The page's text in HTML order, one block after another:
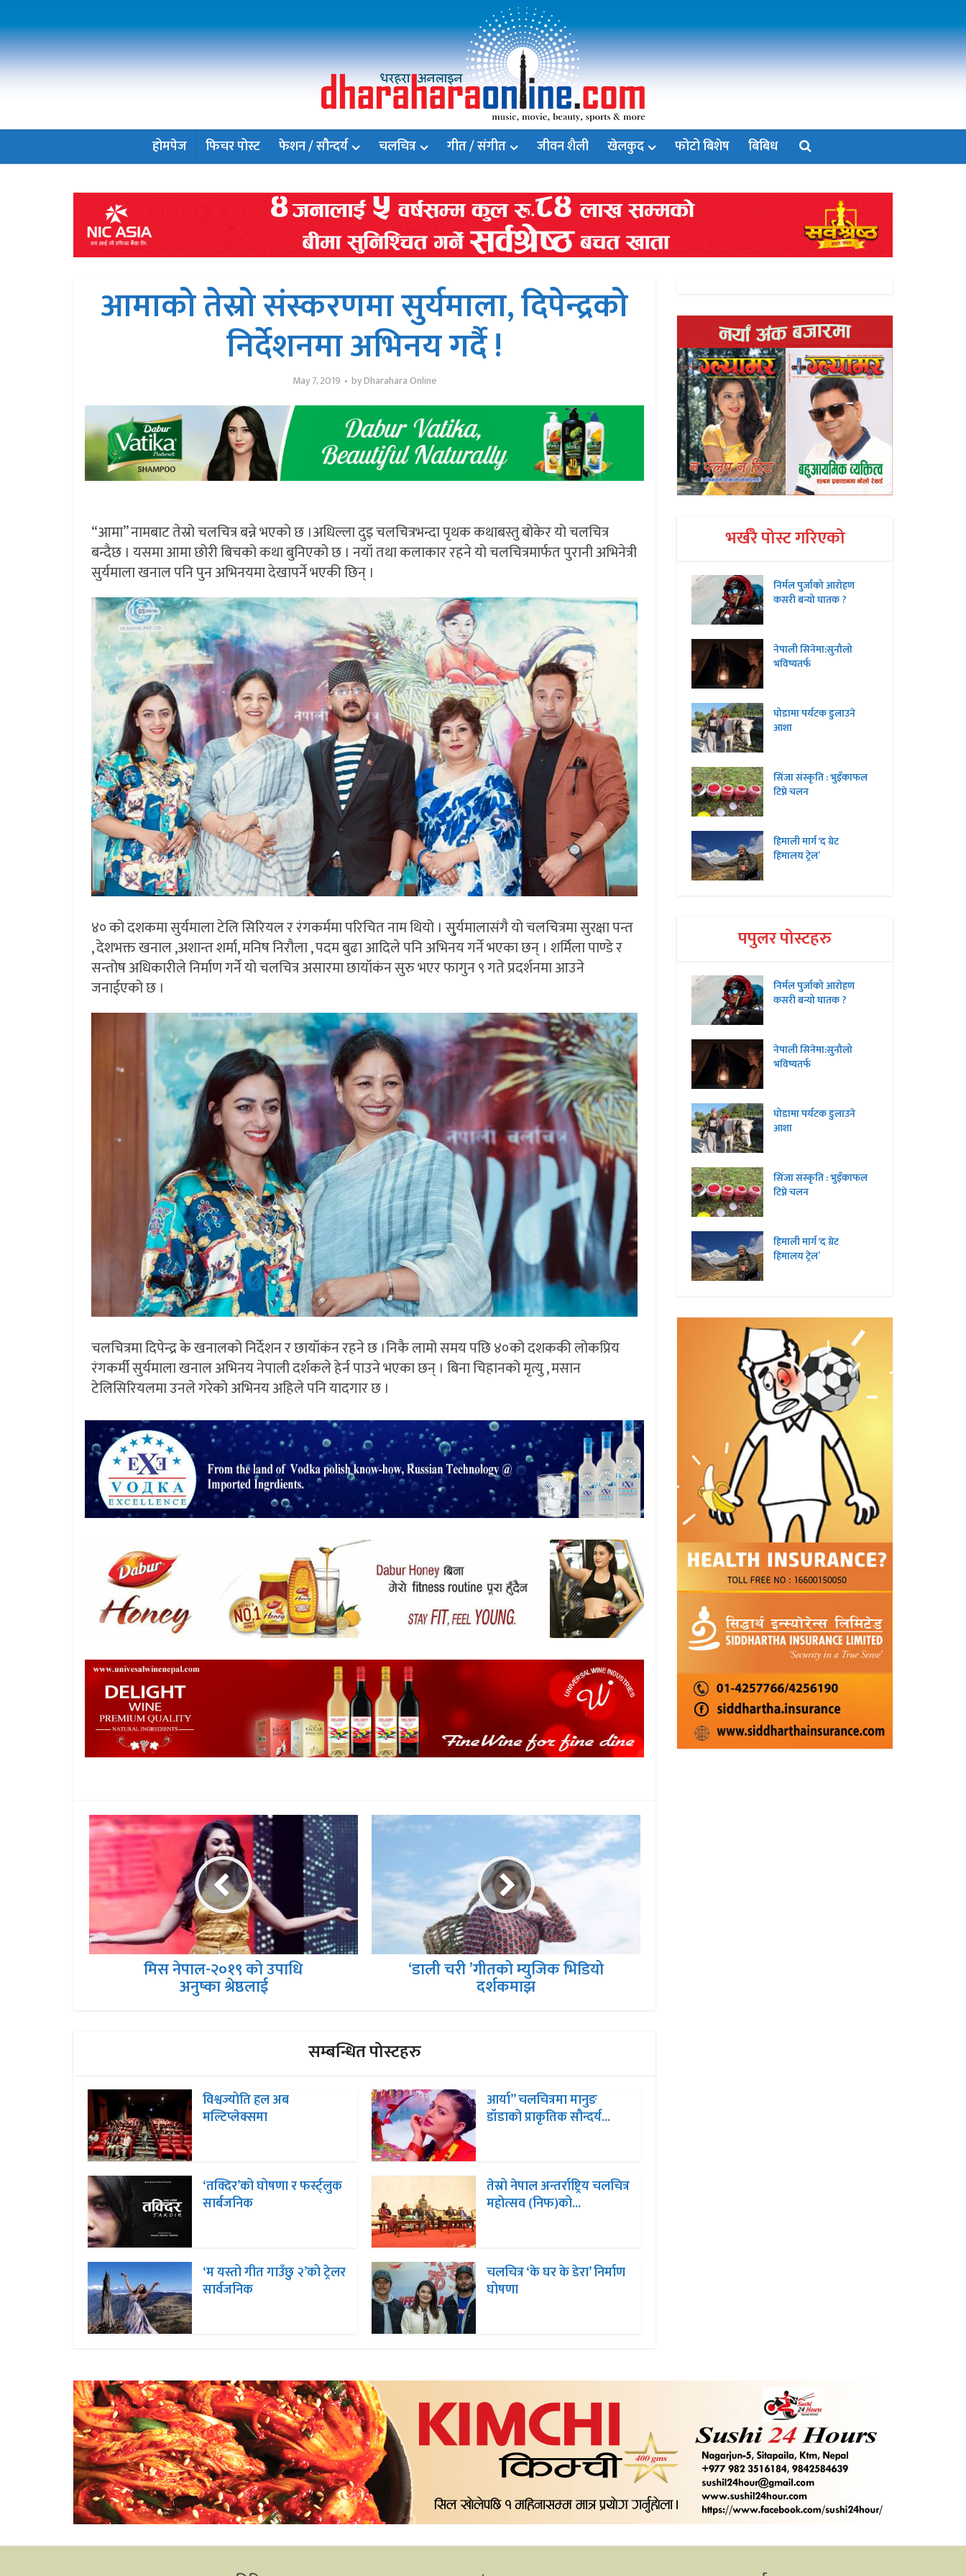
होमपेज फिचर पोस्ट फेशन / सौन्दर्य चलचित्र गीत / संगीत जीवन शैली खेलकुद फोटो बिशेष बिबिध
आमाको तेस्रो संस्करणमा सुर्यमाला, दिपेन्द्रको
निर्देशनमा अभिनय गर्दै !
May 7, 2019 byDharahara Online
“आमा” नामबाट तेस्रो चलचित्र बन्ने भएको छ ।अधिल्ला दुइ चलचित्रभन्दा पृथक कथाबस्तु बोकेर यो चलचित्र
बन्दैछ । यसमा आमा छोरी बिचको कथा बुनिएको छ । नयॉ तथा कलाकार रहने यो चलचित्रमार्फत पुरानी अभिनेत्री
सुर्यमाला खनाल पनि पुन अभिनयमा देखापर्ने भएकी छिन् ।
४० को दशकमा सुर्यमाला टेलि सिरियल र रंगकर्ममा परिचित नाम थियो । सु्र्यमालासंगै यो चलचित्रमा सुरक्षा पन्त
, देशभक्त खनाल ,अशान्त शर्मा, मनिष निरौला , पदम बुढा आदिले पनि अभिनय गर्ने भएका छन् । शर्मिला पाण्डे र
सन्तोष अधिकारीले निर्माण गर्ने यो चलचित्र असारमा छायॉकंन सुरु भएर फागुन ९ गते प्रदर्शनमा आउने
जनाईएको छ ।
चलचित्रमा दिपेन्द्र के खनालको निर्देशन र छायॉकंन रहने छ ।निकै लामो समय पछि ४०को दशककी लोकप्रिय
रंगकर्मी सुर्यमाला खनाल अभिनय नेपाली दर्शकले हेर्न पाउने भएका छन् । बिना चिहानको मृत्यु , मसान
टेलिसिरियलमा उनले गरेको अभिनय अहिले पनि यादगार छ ।
मिस नेपाल-२०१९ को उपाधि
अनुष्का श्रेष्ठलाई
‘डाली चरी ’गीतको म्युजिक भिडियो
दर्शकमाझ
सम्बन्धित पोस्टहरु
विश्वज्योति हल अब
मल्टिप्लेक्समा
आर्या” चलचित्रमा मानुङ
डॉडाको प्राकृतिक सौन्दर्य...
‘तक्दिर’को घोषणा र फर्स्ट्लुक
सार्बजनिक
तेस्रो नेपाल अन्तर्राष्ट्रिय चलचित्र
महोत्सव (निफ)को...
‘म यस्तो गीत गाउँछु २’को ट्रेलर
सार्वजनिक
चलचित्र ‘के घर के डेरा’ निर्माण
घोषणा
भर्खरै पोस्ट गरिएको
निर्मल पुर्जाको आरोहण
कसरी बन्यो घातक ?
नेपाली सिनेमा:सुनौलो
भविष्यतर्फ
घोडामा पर्यटक डुलाउने
आशा
सिंजा संस्कृति : भुइँकाफल
टिप्ने चलन
हिमाली मार्ग ‘द ग्रेट
हिमालय ट्रेल’
पपुलर पोस्टहरु
निर्मल पुर्जाको आरोहण
कसरी बन्यो घातक ?
नेपाली सिनेमा:सुनौलो
भविष्यतर्फ
घोडामा पर्यटक डुलाउने
आशा
सिंजा संस्कृति : भुइँकाफल
टिप्ने चलन
हिमाली मार्ग ‘द ग्रेट
हिमालय ट्रेल’